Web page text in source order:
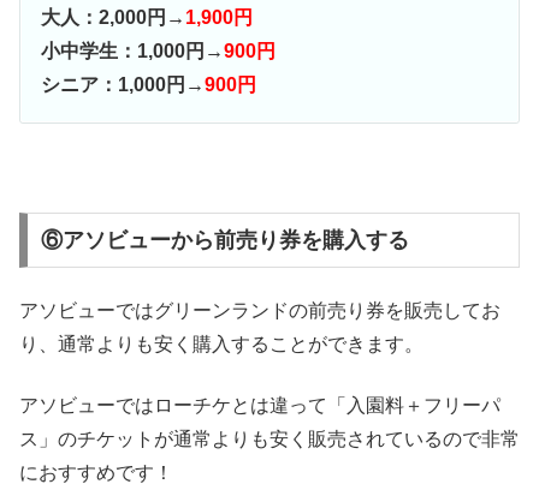
大人：2,000円→ 1,900円
小中学生：1,000円→900円
シニア：1,000円→900円
⑥アソビューから前売り券を購入する
アソビューではグリーンランドの前売り券を販売してお
り、通常よりも安く購入することができます。
アソビューではローチケとは違って「入園料＋フリーパ
ス」のチケットが通常よりも安く販売されているので非常
におすすめです！